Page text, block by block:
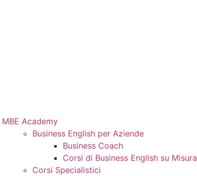
MBE Academy
Business English per Aziende
Business Coach
Corsi di Business English su Misura
Corsi Specialistici